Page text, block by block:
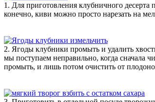
1. Для приготовления клубничного
конечно, киви можно просто нарезать на
2. Ягоды клубники промыть и удалить
мы поступаем неправильно, когда сначала
промыть, и лишь потом очистить от